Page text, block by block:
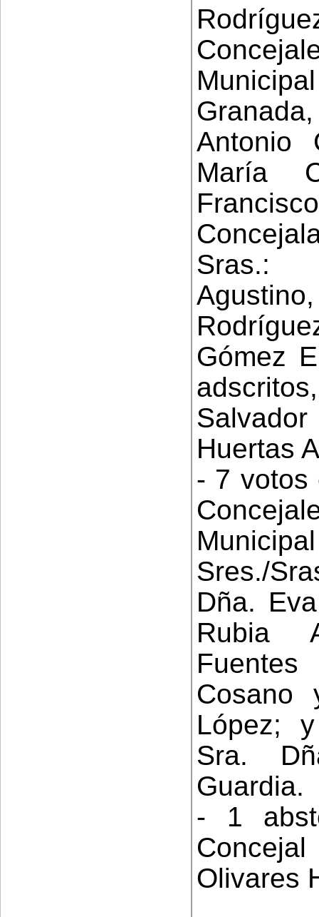
Antonio
María
Sras.:
Gómez
Huertas
- 7 votos
Sres./
Dña.
Rubia
Cosano
López;
Sra.
Guardia.
- 1
Olivares